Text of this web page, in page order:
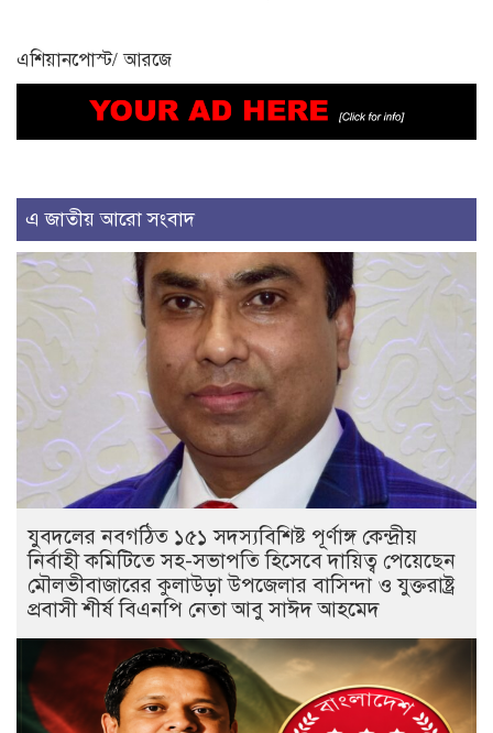
এশিয়ানপোস্ট/ আরজে
এ জাতীয় আরো সংবাদ
যুবদলের নবগঠিত ১৫১ সদস্যবিশিষ্ট পূর্ণাঙ্গ কেন্দ্রীয়
নির্বাহী কমিটিতে সহ-সভাপতি হিসেবে দায়িত্ব পেয়েছেন
মৌলভীবাজারের কুলাউড়া উপজেলার বাসিন্দা ও যুক্তরাষ্ট্র
প্রবাসী শীর্ষ বিএনপি নেতা আবু সাঈদ আহমেদ